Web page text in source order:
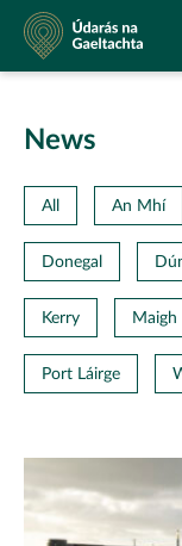
Údarás
na
Gaeltachta
News
All An Mhí
Donegal
Kerry Maigh
Port Láirge